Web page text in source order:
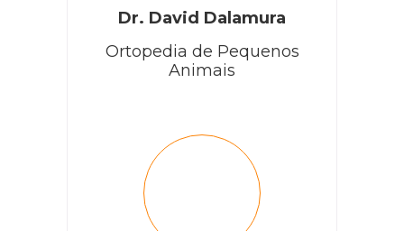
Dr. David Dalamura
Ortopedia de Pequenos
Animais